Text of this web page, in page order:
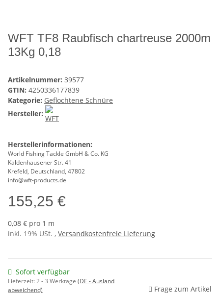
WFT TF8 Raubfisch chartreuse 2000m
13Kg 0,18
Artikelnummer: 39577
GTIN: 4250336177839
Kategorie: Geflochtene Schnüre
Hersteller:
Herstellerinformationen:
World Fishing Tackle GmbH & Co. KG
Kaldenhausener Str. 41
Krefeld, Deutschland, 47802
info@wft-products.de
155,25 €
0,08 € pro 1 m
inkl. 19% USt. , Versandkostenfreie Lieferung
Sofort verfügbar
Lieferzeit:2 - 3 Werktage (DE - Ausland
abweichend)
Frage zum Artikel